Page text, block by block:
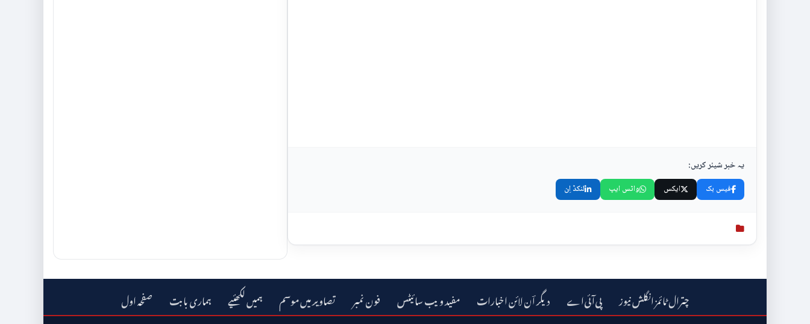
یہ خبر شیئر کریں:
فیس بک ایکس واٹس ایپ لنکڈ اِن
صفحہ اول ہماری بابت ہمیں لکھئیے تصاویر میں موسم فون نمبر مفید ویب سائیٹس دیگر اؔن لائن اخبارات پی‌آئی‌اے‎ چترال ٹائمز انگلش نیوز